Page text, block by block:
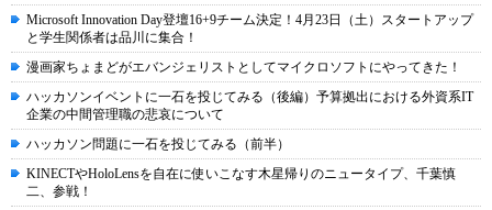
Microsoft Innovation Day登壇16+9チーム決定！4月23日（土）スタートアップ
と学生関係者は品川に集合！
漫画家ちょまどがエバンジェリストとしてマイクロソフトにやってきた！
ハッカソンイベントに一石を投じてみる（後編）予算拠出における外資系IT
企業の中間管理職の悲哀について
ハッカソン問題に一石を投じてみる（前半）
KINECTやHoloLensを自在に使いこなす木星帰りのニュータイプ、千葉慎
二、参戦！